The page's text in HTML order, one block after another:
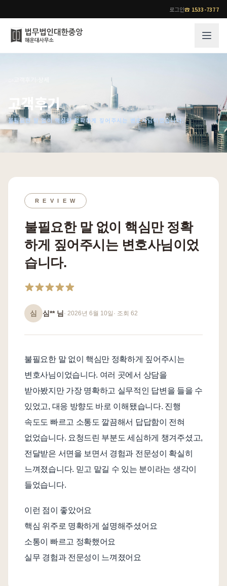
로그인☎ 1533-7377
오시는 길
통합검색
기업 인사이트
사례분석/최신동향
법률지식인
업무분야
전체
소식/자료
언론보도
공지사항
법률서식
고객후기
불필요한 말 없이 핵심만 정확하게 짚어주시는 변호사님이었습니다.
R E V I E W
불필요한 말 없이 핵심만 정확
하게 짚어주시는 변호사님이었
습니다.
심 심**님· 2026년 6월 10일 · 조회 62
불필요한 말 없이 핵심만 정확하게 짚어주시는
변호사님이었습니다. 여러 곳에서 상담을
받아봤지만 가장 명확하고 실무적인 답변을 들을 수
있었고, 대응 방향도 바로 이해됐습니다. 진행
속도도 빠르고 소통도 깔끔해서 답답함이 전혀
없었습니다. 요청드린 부분도 세심하게 챙겨주셨고,
전달받은 서면을 보면서 경험과 전문성이 확실히
느껴졌습니다. 믿고 맡길 수 있는 분이라는 생각이
들었습니다.
이런 점이 좋았어요
핵심 위주로 명확하게 설명해주셨어요
소통이 빠르고 정확했어요
실무 경험과 전문성이 느껴졌어요